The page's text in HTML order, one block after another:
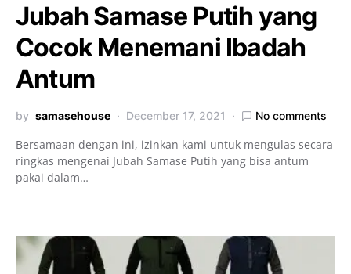
Jubah Samase Putih yang
Cocok Menemani Ibadah
Antum
by samasehouse December 17, 2021 No comments
Bersamaan dengan ini, izinkan kami untuk mengulas secara
ringkas mengenai Jubah Samase Putih yang bisa antum
pakai dalam…